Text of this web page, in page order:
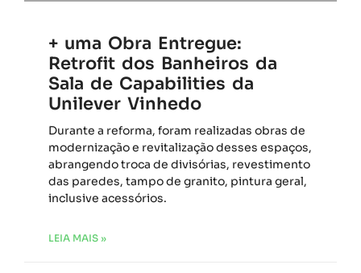
+ uma Obra Entregue:
Retrofit dos Banheiros da
Sala de Capabilities da
Unilever Vinhedo
Durante a reforma, foram realizadas obras de
modernização e revitalização desses espaços,
abrangendo troca de divisórias, revestimento
das paredes, tampo de granito, pintura geral,
inclusive acessórios.
LEIA MAIS »